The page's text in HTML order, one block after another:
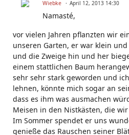
Wiebke April 12, 2013 14:30
Namasté,
vor vielen Jahren pflanzten wir
unseren Garten, er war klein
und die Zweige hin und her
einem stattlichen Baum
sehr sehr stark geworden und
lehnen, könnte mich sogar an
dass es ihm was ausmachen
Meisen in den Nistkästen, die
Im Sommer spendet er uns
genieße das Rauschen seiner